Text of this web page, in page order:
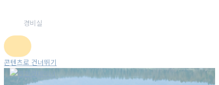
경비실
콘텐츠로 건너뛰기